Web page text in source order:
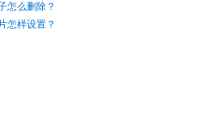
怎么删除？
怎样设置？